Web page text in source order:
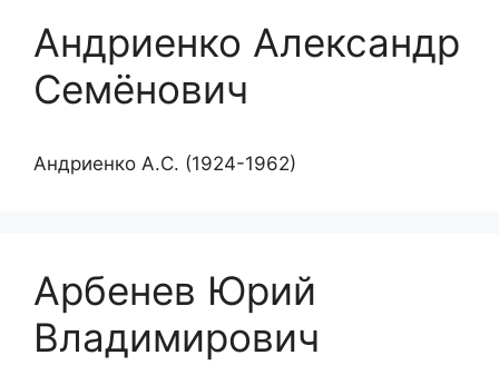
Андриенко Александр
Семёнович
Андриенко А.С. (1924-1962)
Арбенев Юрий
Владимирович